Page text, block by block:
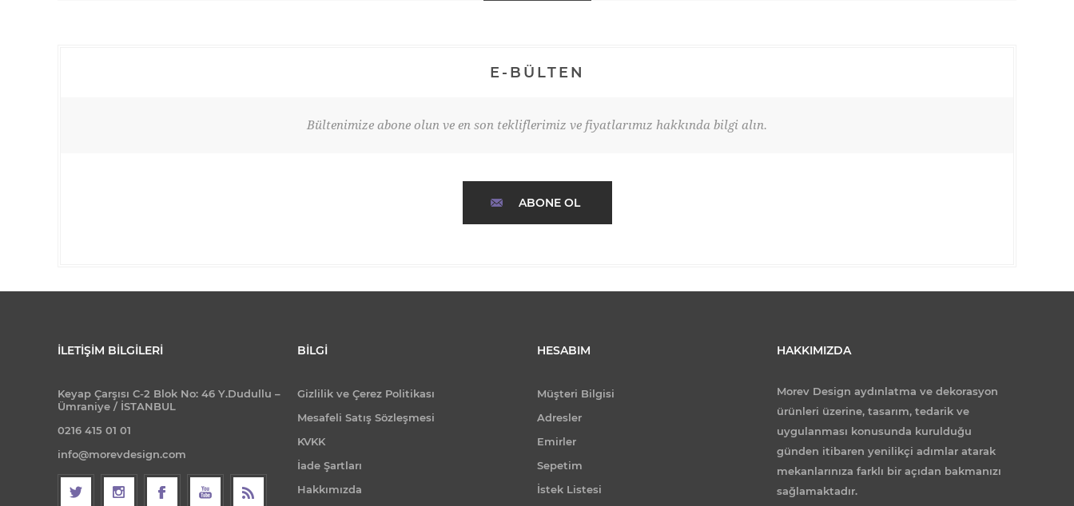
E-BÜLTEN
Bültenimize abone olun ve en son tekliflerimiz ve fiyatlarımız hakkında bilgi alın.
ABONE OL
İLETIŞIM BILGILERI
Keyap Çarşısı C-2 Blok No: 46 Y.Dudullu –
Ümraniye / İSTANBUL
0216 415 01 01
info@morevdesign.com
BILGI
Gizlilik ve Çerez Politikası
Mesafeli Satış Sözleşmesi
KVKK
İade Şartları
Hakkımızda
HESABIM
Müşteri Bilgisi
Adresler
Emirler
Sepetim
İstek Listesi
HAKKIMIZDA
Morev Design aydınlatma ve dekorasyon
ürünleri üzerine, tasarım, tedarik ve
uygulanması konusunda kurulduğu
günden itibaren yenilikçi adımlar atarak
mekanlarınıza farklı bir açıdan bakmanızı
sağlamaktadır.